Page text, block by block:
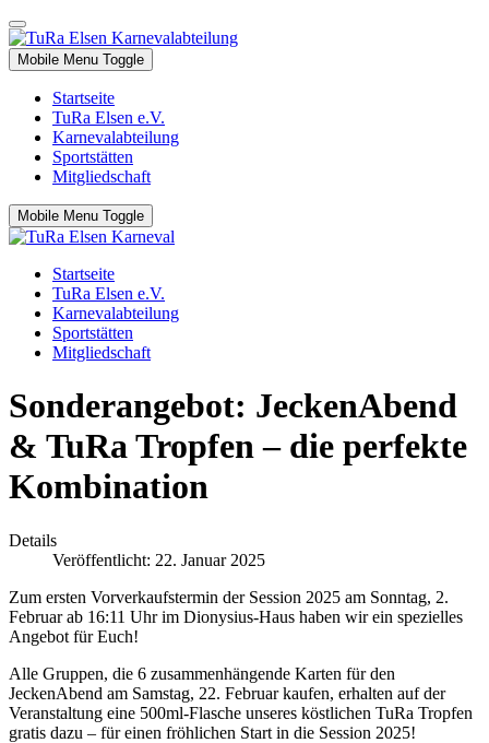
Mobile Menu Toggle
Startseite
TuRa Elsen e.V.
Karnevalabteilung
Sportstätten
Mitgliedschaft
Mobile Menu Toggle
Startseite
TuRa Elsen e.V.
Karnevalabteilung
Sportstätten
Mitgliedschaft
Sonderangebot: JeckenAbend
& TuRa Tropfen – die perfekte
Kombination
Details
Veröffentlicht: 22. Januar 2025
Zum ersten Vorverkaufstermin der Session 2025 am Sonntag, 2.
Februar ab 16:11 Uhr im Dionysius-Haus haben wir ein spezielles
Angebot für Euch!
Alle Gruppen, die 6 zusammenhängende Karten für den
JeckenAbend am Samstag, 22. Februar kaufen, erhalten auf der
Veranstaltung eine 500ml-Flasche unseres köstlichen TuRa Tropfen
gratis dazu – für einen fröhlichen Start in die Session 2025!